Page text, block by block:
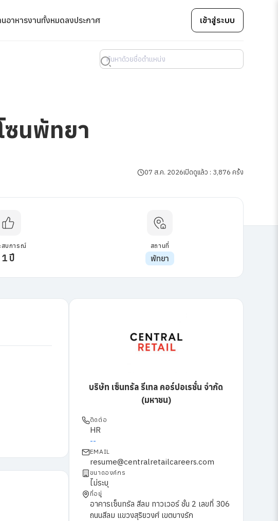
อาหารงานทั้งหมดลงประกาศ เข้าสู่ระบบ
ซนพัทยา
07 ส.ค. 2026เปิดดูแล้ว : 3,876 ครั้ง
สบการณ์
1 ปี
สถานที่
พัทยา
บริษัท เซ็นทรัล รีเทล คอร์ปอเรชั่น จำกัด
(มหาชน)
ติดต่อ
HR
--
EMAIL
resume@centralretailcareers.com
ขนาดองค์กร
ไม่ระบุ
ที่อยู่
อาคารเซ็นทรัล สีลม ทาวเวอร์ ชั้น 2 เลขที่ 306
ถนนสีลม แขวงสุริยวงศ์ เขตบางรัก